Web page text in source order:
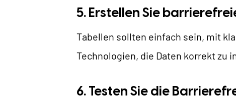
5. Erstellen Sie
Tabellen sollten einfach sein, mit
Technologien, die Daten korrekt zu
6. Testen Sie die